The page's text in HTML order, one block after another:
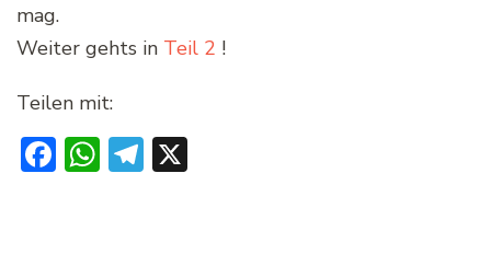
mag.
Weiter gehts in Teil 2 !
Teilen mit:
Facebook
WhatsApp
Telegram